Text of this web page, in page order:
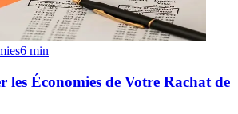
6 min
les Économies de Votre Rachat de